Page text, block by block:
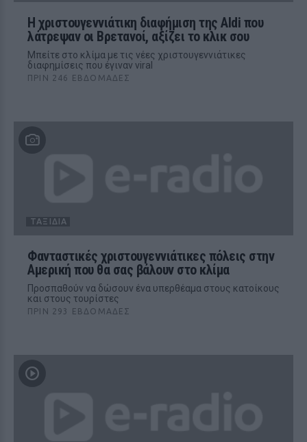
Η χριστουγεννιάτικη διαφήμιση της Aldi που
λάτρεψαν οι Βρετανοί, αξίζει το κλικ σου
Μπείτε στο κλίμα με τις νέες χριστουγεννιάτικες
διαφημίσεις που έγιναν viral
ΠΡΙΝ 246 ΕΒΔΟΜΆΔΕΣ
ΤΑΞΊΔΙΑ
Φανταστικές χριστουγεννιάτικες πόλεις στην
Αμερική που θα σας βάλουν στο κλίμα
Προσπαθούν να δώσουν ένα υπερθέαμα στους κατοίκους
και στους τουρίστες
ΠΡΙΝ 293 ΕΒΔΟΜΆΔΕΣ